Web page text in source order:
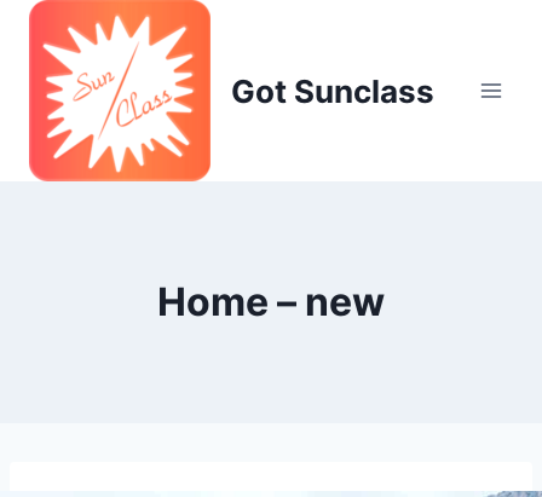
Skip
content
Got Sunclass
Home – new